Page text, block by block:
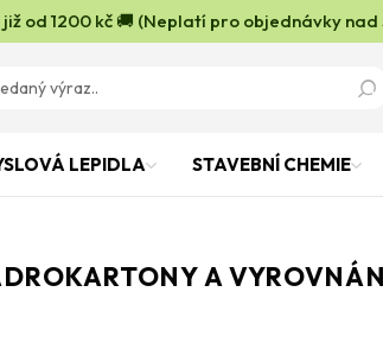
od 1200 kč 🚚 (Neplatí pro objednávky nad
LEPIDLA STAVEBNÍ CHEMIE
A